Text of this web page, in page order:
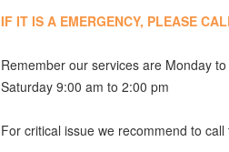
IF IT IS A EMERGENCY, PLEASE
Remember our services are Monday
Saturday 9:00 am to 2:00 pm
For critical issue we recommend to